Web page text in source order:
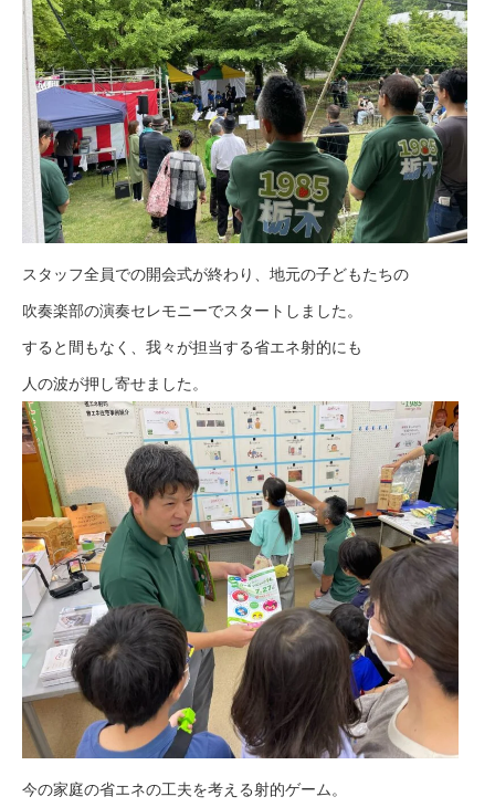
スタッフ全員での開会式が終わり、地元の子どもたちの
吹奏楽部の演奏セレモニーでスタートしました。
すると間もなく、我々が担当する省エネ射的にも
人の波が押し寄せました。
今の家庭の省エネの工夫を考える射的ゲーム。